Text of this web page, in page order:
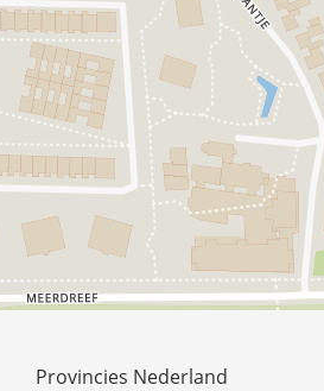
Provincies Nederland